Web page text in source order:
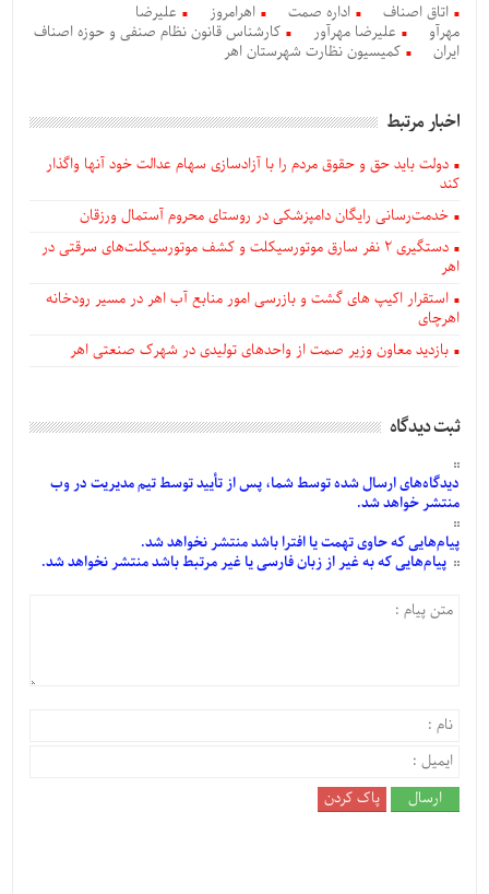
اتاق اصناف اداره صمت اهرامروز
علیرضا
مهرآو
علیرضا مهرآور
کارشناس قانون نظام صنفی و حوزه اصناف
ایران
کمیسیون نظارت شهرستان اهر
اخبار مرتبط
دولت باید حق و حقوق مردم را با آزادسازی سهام عدالت خود آنها واگذار
کند
خدمت‌رسانی رایگان دامپزشکی در روستای محروم آستمال ورزقان
دستگيری ۲ نفر سارق موتورسیکلت و کشف موتورسیکلت‌های سرقتی در
اهر
استقرار اکیپ های گشت و بازرسی امور منابع آب اهر در مسیر رودخانه
اهرچای
بازدید معاون وزیر صمت از واحدهای تولیدی در شهرک صنعتی اهر
ثبت دیدگاه
دیدگاه‌هایارسالشدهتوسط شما، پس ازتأییدتوسط تیم مدیریت در وب
منتشر خواهد شد.
پیام‌هاییکه حاوی تهمت یا افترا باشد منتشر نخواهد شد.
پیام‌هاییکه به غیر از زبان فارسی یا غیر مرتبط باشد منتشر نخواهد شد.